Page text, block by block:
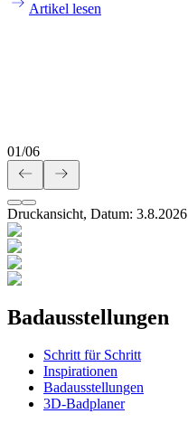
Artikel lesen
01/06
Druckansicht, Datum: 3.8.2026
Badausstellungen
Schritt für Schritt
Inspirationen
Badausstellungen
3D-Badplaner